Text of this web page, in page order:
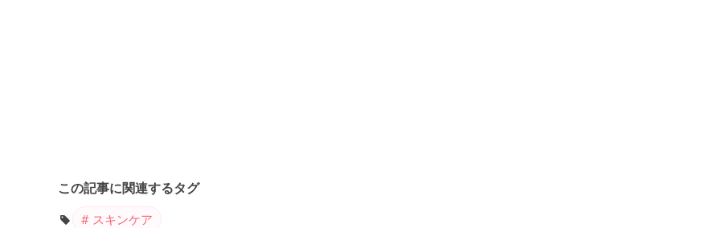
この記事に関連するタグ
スキンケア